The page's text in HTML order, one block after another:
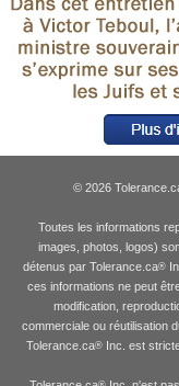
© 2026
Toutes les informations
images, photos, logos)
détenus par Tolerance.ca®
ces informations ne peut
modification,
commerciale ou réutilisation
Tolerance.ca® Inc. est